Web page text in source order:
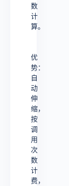
数
计
算。
优
势：
自
动
伸
缩，
按
调
用
次
数
计
费，